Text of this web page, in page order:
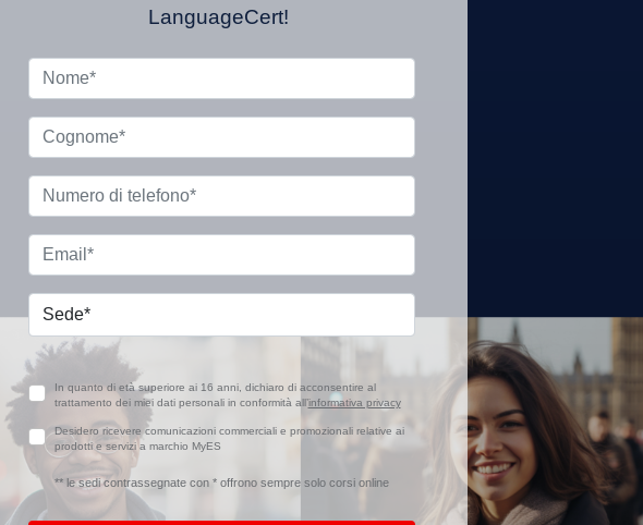
LanguageCert!
In quanto di età superiore ai 16 anni, dichiaro di acconsentire al
trattamento dei miei dati personali in conformità all’informativa privacy
Desidero ricevere comunicazioni commerciali e promozionali relative ai
prodotti e servizi a marchio MyES
** le sedi contrassegnate con * offrono sempre solo corsi online